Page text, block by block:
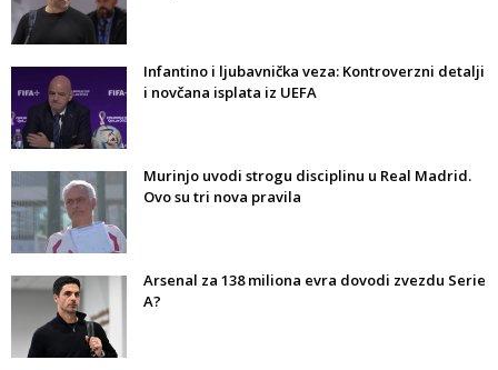
Infantino i ljubavnička veza: Kontroverzni detalji
i novčana isplata iz UEFA
Murinjo uvodi strogu disciplinu u Real Madrid.
Ovo su tri nova pravila
Arsenal za 138 miliona evra dovodi zvezdu Serie
A?